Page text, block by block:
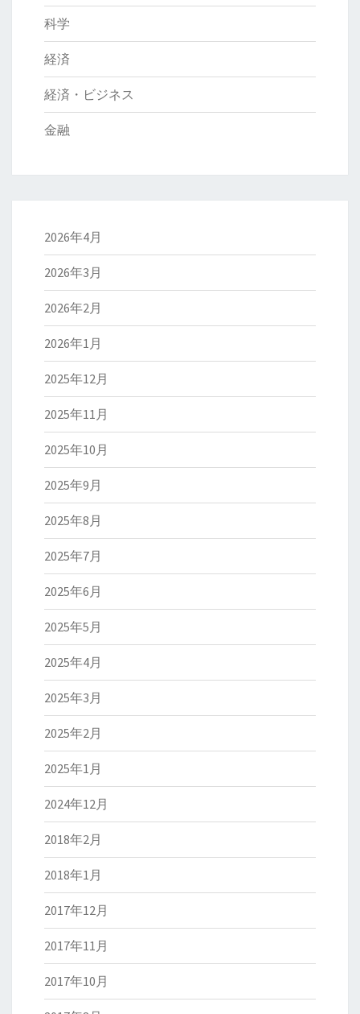
科学
経済
経済・ビジネス
金融
2026年4月
2026年3月
2026年2月
2026年1月
2025年12月
2025年11月
2025年10月
2025年9月
2025年8月
2025年7月
2025年6月
2025年5月
2025年4月
2025年3月
2025年2月
2025年1月
2024年12月
2018年2月
2018年1月
2017年12月
2017年11月
2017年10月